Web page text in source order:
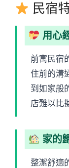
民宿
用心
前寓民宿
住前的溝
到如家般
店難以比
家的
整潔舒適